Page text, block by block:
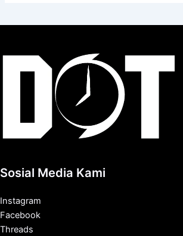
Sosial Media Kami
Instagram
Facebook
Threads